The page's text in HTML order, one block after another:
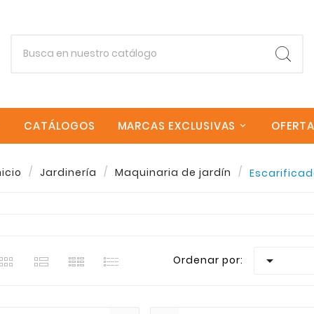
CATÁLOGOS MARCAS EXCLUSIVAS
Jardinería Maquinaria de jardín
Ordenar por:

Empieza escribiendo lo que buscas.